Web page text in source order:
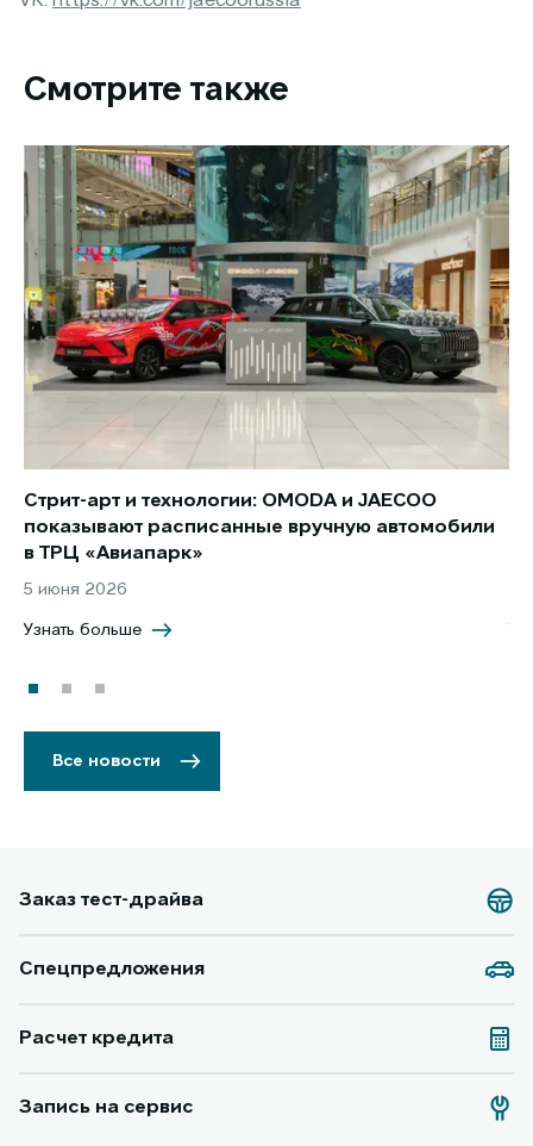
Смотрите также
Стрит-арт и технологии: OMODA и JAECOO
показывают расписанные вручную автомобили
в ТРЦ «Авиапарк»
5 июня 2026
Узнать больше
Все новости
Заказ тест-драйва
Спецпредложения
Расчет кредита
Запись на сервис